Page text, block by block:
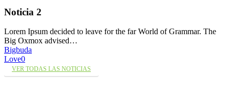
Noticia 2
Lorem Ipsum decided to leave for the far World of Grammar. The
Big Oxmox advised…
Bigbuda
Love0
VER TODAS LAS NOTICIAS